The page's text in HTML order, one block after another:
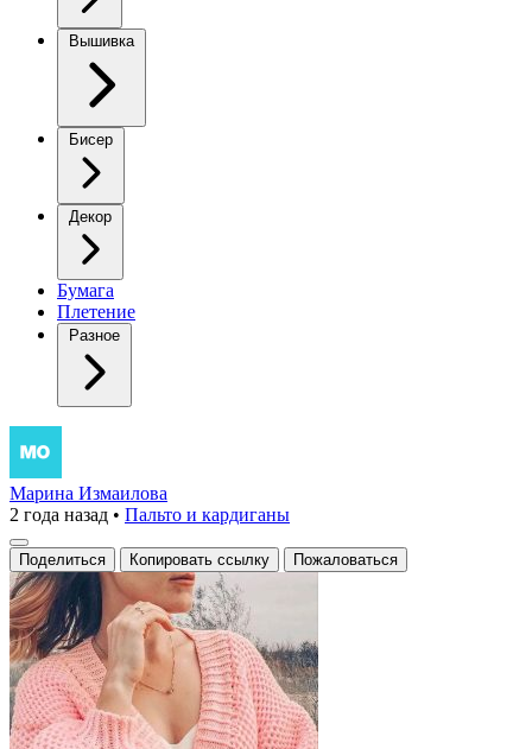
Вышивка
Бисер
Декор
Бумага
Плетение
Разное
Розовый
вязаный
кардиган
Марина Измаилова
2 года назад • Пальто и кардиганы
Поделиться Копировать ссылку Пожаловаться